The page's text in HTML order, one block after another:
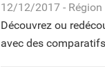
12/12/2017 -
Découvrez ou
avec des